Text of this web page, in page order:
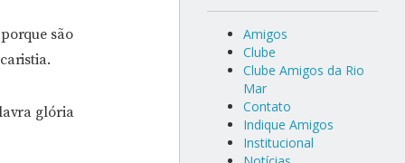
são
glória
Amigos
Clube
Clube Amigos da Rio
Mar
Contato
Indique Amigos
Institucional